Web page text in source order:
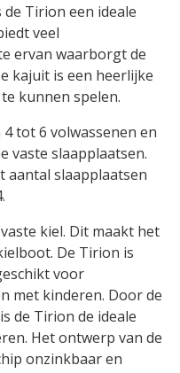
Tirion een ideale
veel
ervan waarborgt de
kajuit is een heerlijke
kunnen spelen.
tot 6 volwassenen en
vaste slaapplaatsen.
aantal slaapplaatsen
kiel. Dit maakt het
De Tirion is
voor
met kinderen. Door de
de Tirion de ideale
Het ontwerp van de
onzinkbaar en